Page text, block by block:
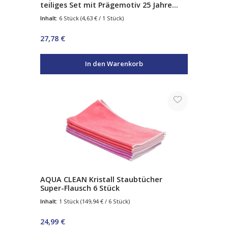
teiliges Set mit Prägemotiv 25 Jahre
Inhalt: 6 Stück (4,63 € / 1 Stück)
Regulärer Preis:
27,78 €
In den Warenkorb
AQUA CLEAN Kristall Staubtücher
Super-Flausch 6 Stück
Inhalt: 1 Stück (149,94 € / 6 Stück)
Regulärer Preis:
24,99 €